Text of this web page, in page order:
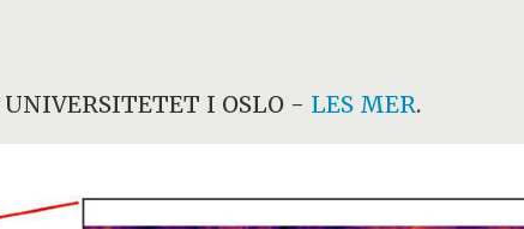
UNIVERSITETET I OSLO- LES MER.